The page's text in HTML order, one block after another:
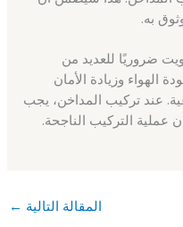
به.
ضروريًا للعديد من
الهواء وزيادة الأمان
عند تركيب المداخن، يجب
عملية التركيب الناجحة.
المقالة التالية ←